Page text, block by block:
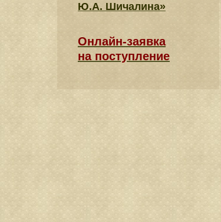
Ю.А. Шичалина»
Онлайн-заявка
на поступление